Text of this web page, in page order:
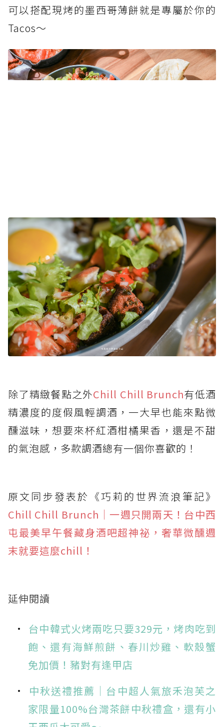
可以搭配現烤的墨西哥薄餅就是專屬於你的
Tacos～
除了精緻餐點之外Chill Chill Brunch有低酒
精濃度的度假風輕調酒，一大早也能來點微
醺滋味，想要來杯紅酒柑橘果香，還是不甜
的氣泡感，多款調酒總有一個你喜歡的！
原文同步發表於《巧莉的世界流浪筆記》
Chill Chill Brunch｜一週只開兩天！台中西
屯最美早午餐藏身酒吧超神祕，奢華微醺週
末就要這麼chill！
延伸閱讀
台中韓式火烤兩吃只要329元，烤肉吃到
飽、還有海鮮煎餅、春川炒雞、軟殼蟹
免加價！豬對有逢甲店
中秋送禮推薦｜台中超人氣旅禾泡芙之
家限量100%台灣茶餅中秋禮盒，還有小